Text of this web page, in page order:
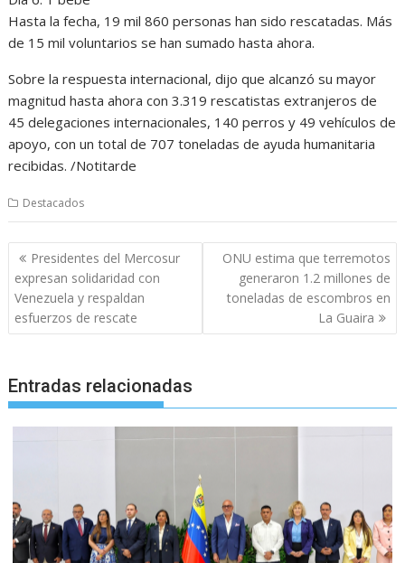
Hasta la fecha, 19 mil 860 personas han sido rescatadas. Más
de 15 mil voluntarios se han sumado hasta ahora.
Sobre la respuesta internacional, dijo que alcanzó su mayor
magnitud hasta ahora con 3.319 rescatistas extranjeros de
45 delegaciones internacionales, 140 perros y 49 vehículos de
apoyo, con un total de 707 toneladas de ayuda humanitaria
recibidas. /Notitarde
Destacados
Navegación
de
entradas
Presidentes del Mercosur
expresan solidaridad con
Venezuela y respaldan
esfuerzos de rescate
ONU estima que terremotos
generaron 1.2 millones de
toneladas de escombros en
La Guaira
Entradas relacionadas